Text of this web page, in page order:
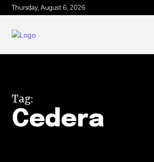
Thursday, August 6, 2026
Tag:
Cedera